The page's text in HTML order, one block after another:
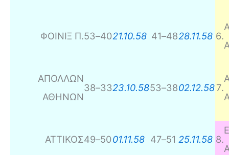
ΦΟΙΝΙΞ Π.53–4021.10.58 41–4828.11.58 6.
ΑΠΟΛΛΩΝ
ΑΘΗΝΩΝ
38–3323.10.5853–3802.12.587.
ΑΤΤΙΚΟΣ49–5001.11.58 47–51 25.11.58 8.